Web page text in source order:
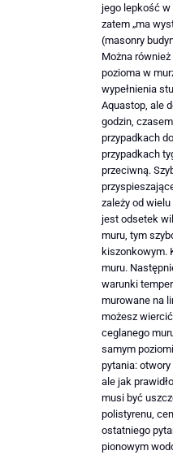
jego lepkość
zatem „ma
(masonry
Można
pozioma w
wypełnienia
Aquastop, ale
godzin,
przypadkach
przypadkach
przeciwną.
zależy od
jest odsetek
muru, tym
kiszonkowym.
muru.
warunki
murowane na
możesz wiercić
ceglanego
samym
pytania:
ale jak
musi być
polistyrenu,
ostatniego
pionowym